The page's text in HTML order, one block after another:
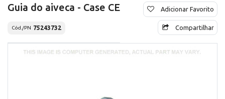
Guia do aiveca - Case CE
Cód./PN 75243732
Adicionar Favorito
Compartilhar